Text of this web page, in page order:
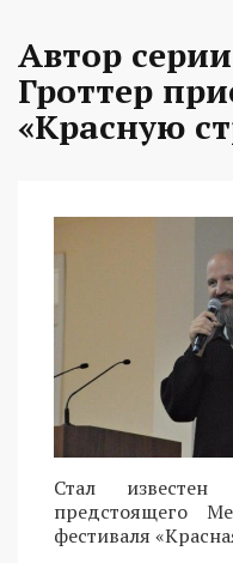
Автор
Гроттер
«Красную
Стал
предстоящего
фестиваля